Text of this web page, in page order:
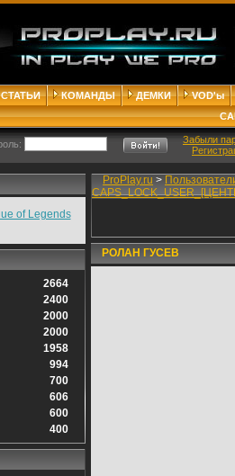
СТАТЬИ КОМАНДЫ ДЕМКИ
VOD'ы
Забыли
of Legends
2664
2400
2000
2000
1958
994
700
606
600
400
ProPlay.ru >
РОЛАН ГУСЕВ